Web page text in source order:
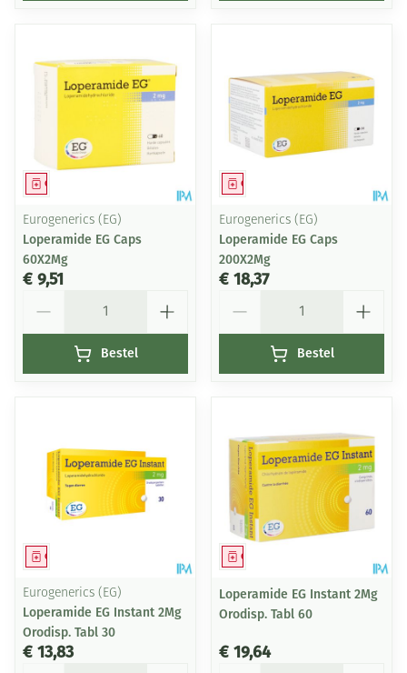
Geneesmiddel
Eurogenerics (EG)
Loperamide EG Caps
60X2Mg
€ 9,51
Bestel
Geneesmiddel
Eurogenerics (EG)
Loperamide EG Caps
200X2Mg
€ 18,37
Bestel
Geneesmiddel
Eurogenerics (EG)
Loperamide EG Instant 2Mg
Orodisp. Tabl 30
€ 13,83
Geneesmiddel
Loperamide EG Instant 2Mg
Orodisp. Tabl 60
€ 19,64